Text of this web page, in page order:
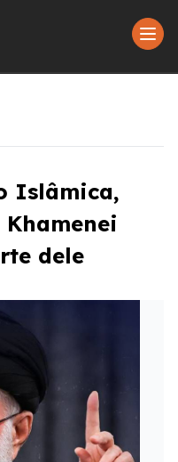
Islâmica,
dele